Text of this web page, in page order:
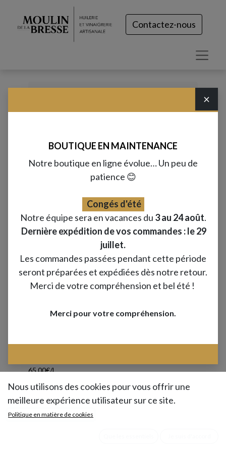
Contactez-nous
65.00€/L
Une figue charnue à la belle couleur violette,
gorgée de soleil et de sucre, apportera toute
×
BOUTIQUE EN MAINTENANCE
Notre boutique en ligne évolue… Un peu de
patience 😊
Congés d'été
Notre équipe sera en vacances du 3 au 24 août.
Dernière expédition de vos commandes : le 29
juillet.
Les commandes passées pendant cette période
seront préparées et expédiées dès notre retour.
Merci de votre compréhension et bel été !
Merci pour votre compréhension.
Nous utilisons des cookies pour vous offrir une
meilleure expérience utilisateur sur ce site.
Politique en matière de cookies